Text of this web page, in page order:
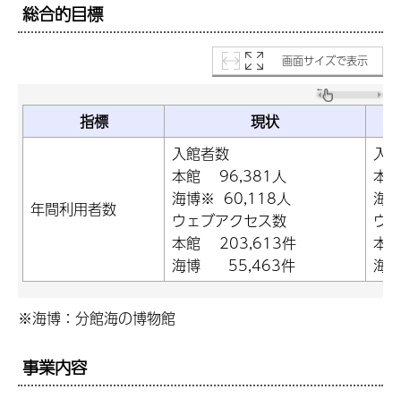
総合的目標
画面サイズで表示
指標 現状
年間利用者数
入館者数
本館 96,381人
海博※ 60,118人
ウェブアクセス数
本館 203,613件
海博 55,463件
入
本
海
ウ
本
海
※海博：分館海の博物館
事業内容